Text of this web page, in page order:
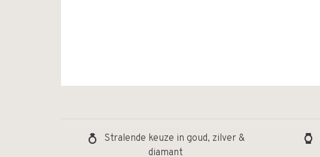
Stralende keuze in goud, zilver &
diamant